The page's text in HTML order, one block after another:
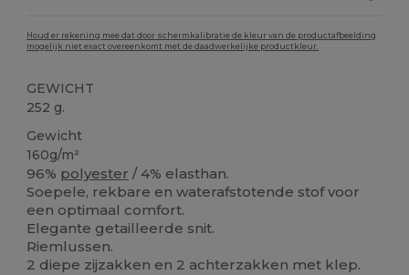
Houd er rekening mee dat door schermkalibratie de kleur van de productafbeelding
mogelijk niet exact overeenkomt met de daadwerkelijke productkleur.
GEWICHT
252 g.
Gewicht
160g/m²
96% polyester / 4% elasthan.
Soepele, rekbare en waterafstotende stof voor
een optimaal comfort.
Elegante getailleerde snit.
Riemlussen.
2 diepe zijzakken en 2 achterzakken met klep.